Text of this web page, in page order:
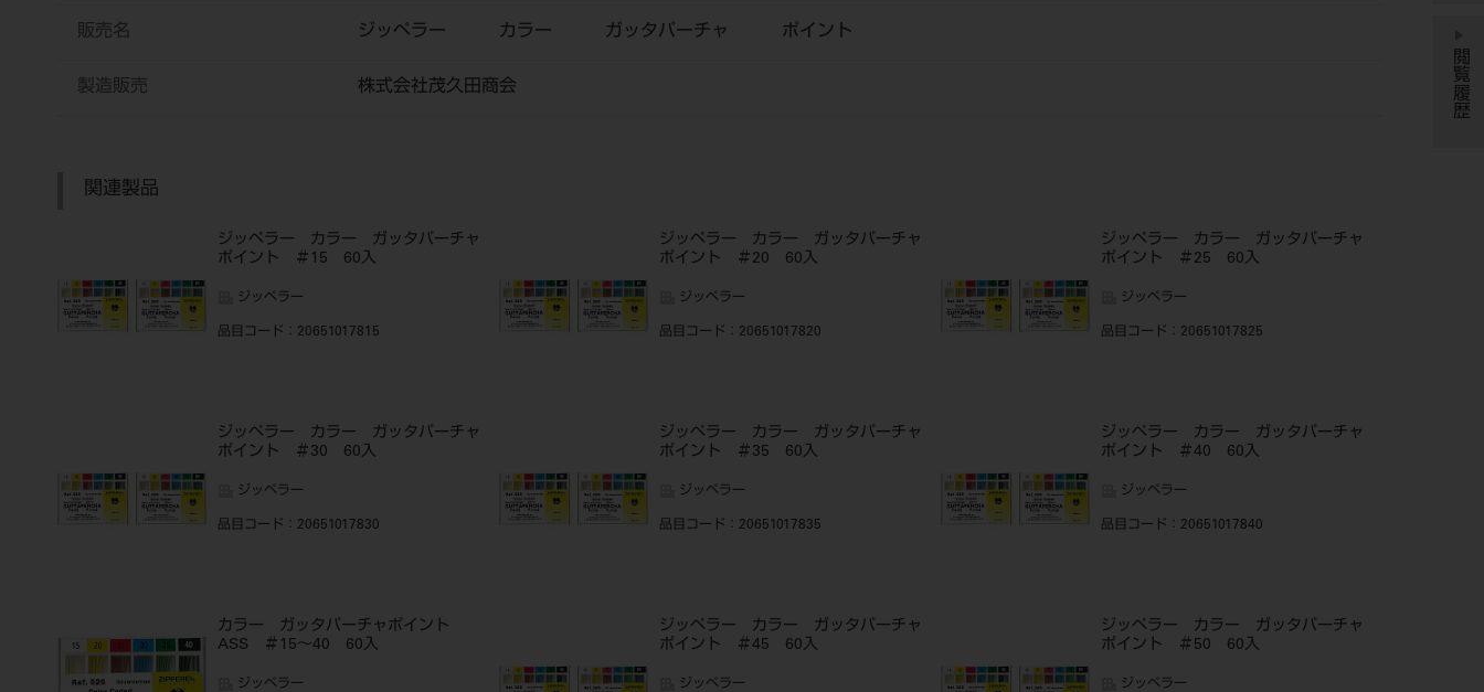
販売名 ジッペラー カラー ガッタパーチャ ポイント
製造販売 株式会社茂久田商会
関連製品
ジッペラー カラー ガッタパーチャ
ポイント ＃15 60入
ジッペラー
品目コード ：20651017815
ジッペラー カラー ガッタパーチャ
ポイント ＃20 60入
ジッペラー
品目コード ：20651017820
ジッペラー カラー ガッタパーチャ
ポイント ＃25 60入
ジッペラー
品目コード ：20651017825
ジッペラー カラー ガッタパーチャ
ポイント ＃30 60入
ジッペラー
品目コード ：20651017830
ジッペラー カラー ガッタパーチャ
ポイント ＃35 60入
ジッペラー
品目コード ：20651017835
ジッペラー カラー ガッタパーチャ
ポイント ＃40 60入
ジッペラー
品目コード ：20651017840
カラー ガッタパーチャポイント
ASS ＃15～40 60入
ジッペラー
ジッペラー カラー ガッタパーチャ
ポイント ＃45 60入
ジッペラー
ジッペラー カラー ガッタパーチャ
ポイント ＃50 60入
ジッペラー
閲覧履歴